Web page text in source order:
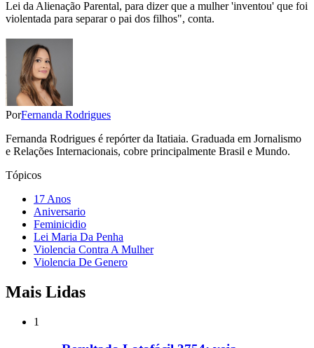
Lei da Alienação Parental, para dizer que a mulher 'inventou' que foi
violentada para separar o pai dos filhos", conta.
PorFernanda Rodrigues
Fernanda Rodrigues é repórter da Itatiaia. Graduada em Jornalismo
e Relações Internacionais, cobre principalmente Brasil e Mundo.
Tópicos
17 Anos
Aniversario
Feminicidio
Lei Maria Da Penha
Violencia Contra A Mulher
Violencia De Genero
Mais Lidas
1